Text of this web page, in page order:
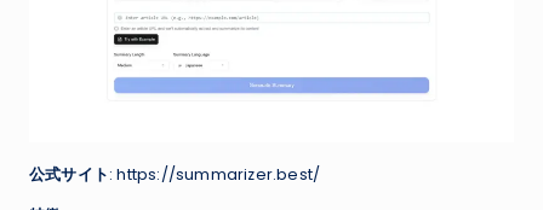
公式サイト: https://summarizer.best/